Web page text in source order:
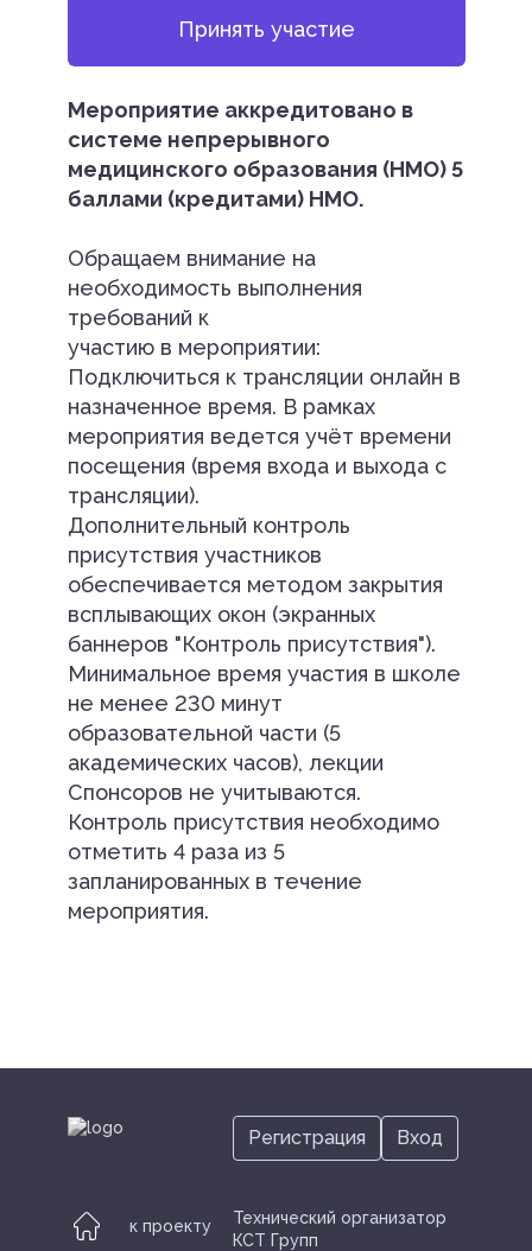
Принять участие
Мероприятие аккредитовано в
системе непрерывного
медицинского образования (НМО) 5
баллами (кредитами) НМО.
Обращаем внимание на
необходимость выполнения
требований к
участию в мероприятии:
Подключиться к трансляции онлайн в
назначенное время. В рамках
мероприятия ведется учёт времени
посещения (время входа и выхода с
трансляции).
Дополнительный контроль
присутствия участников
обеспечивается методом закрытия
всплывающих окон (экранных
баннеров "Контроль присутствия").
Минимальное время участия в школе
не менее 230 минут
образовательной части (5
академических часов), лекции
Спонсоров не учитываются.
Контроль присутствия необходимо
отметить 4 раза из 5
запланированных в течение
мероприятия.
к проекту
Технический организатор
КСТ Групп
Регистрация Вход